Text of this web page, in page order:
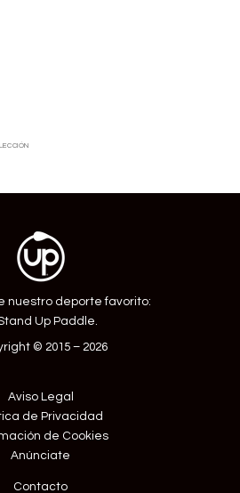
nuestro deporte favorito:
Up Paddle.
© 2015 – 2026
Aviso Legal
de Privacidad
de Cookies
Anúnciate
Contacto